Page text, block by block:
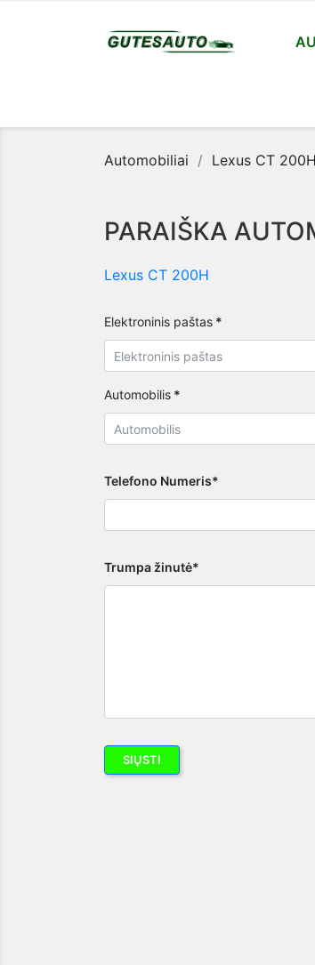
Automobiliai Lexus CT 200H
PARAIŠKA
Lexus CT 200H
Elektroninis paštas *
Automobilis *
Telefono Numeris*
Trumpa žinutė*